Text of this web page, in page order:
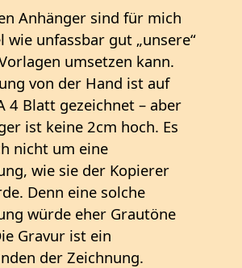
Anhänger sind für mich
wie unfassbar gut „unsere“
umsetzen kann.
von der Hand ist auf
4 Blatt gezeichnet – aber
ist keine 2cm hoch. Es
nicht um eine
wie sie der Kopierer
Denn eine solche
würde eher Grautöne
Gravur ist ein
der Zeichnung.